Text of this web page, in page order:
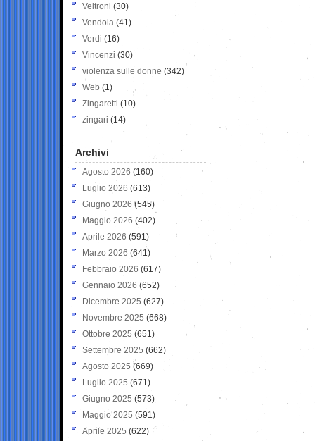
Veltroni (30)
Vendola (41)
Verdi (16)
Vincenzi (30)
violenza sulle donne (342)
Web (1)
Zingaretti (10)
zingari (14)
Archivi
Agosto 2026 (160)
Luglio 2026 (613)
Giugno 2026 (545)
Maggio 2026 (402)
Aprile 2026 (591)
Marzo 2026 (641)
Febbraio 2026 (617)
Gennaio 2026 (652)
Dicembre 2025 (627)
Novembre 2025 (668)
Ottobre 2025 (651)
Settembre 2025 (662)
Agosto 2025 (669)
Luglio 2025 (671)
Giugno 2025 (573)
Maggio 2025 (591)
Aprile 2025 (622)